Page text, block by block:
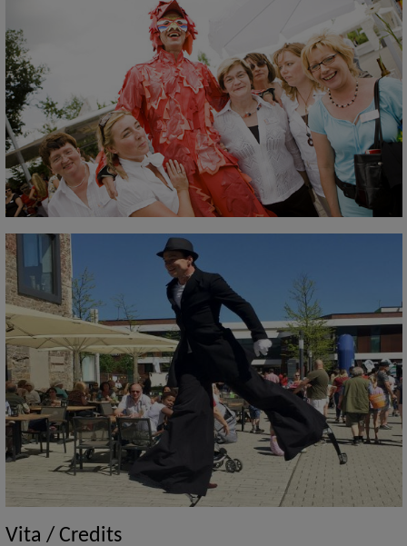
Vita / Credits